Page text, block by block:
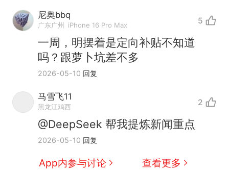
尼奥bbq
广东广州 iPhone 16 Pro Max 5
一周，明摆着是定向补贴不知道
吗？跟萝卜坑差不多
2026-05-10 回复
马雪飞11
黑龙江鸡西 2
@DeepSeek 帮我提炼新闻重点
2026-05-10 回复
App内参与讨论 查看更多
那个在床头放菜刀的女孩，
因老师一句“跟我回家”改写了
人生搬家报价570元，搬到楼下
交5060元才肯搬上楼！女子傻
眼了……
空调24小时开着反而更省电？